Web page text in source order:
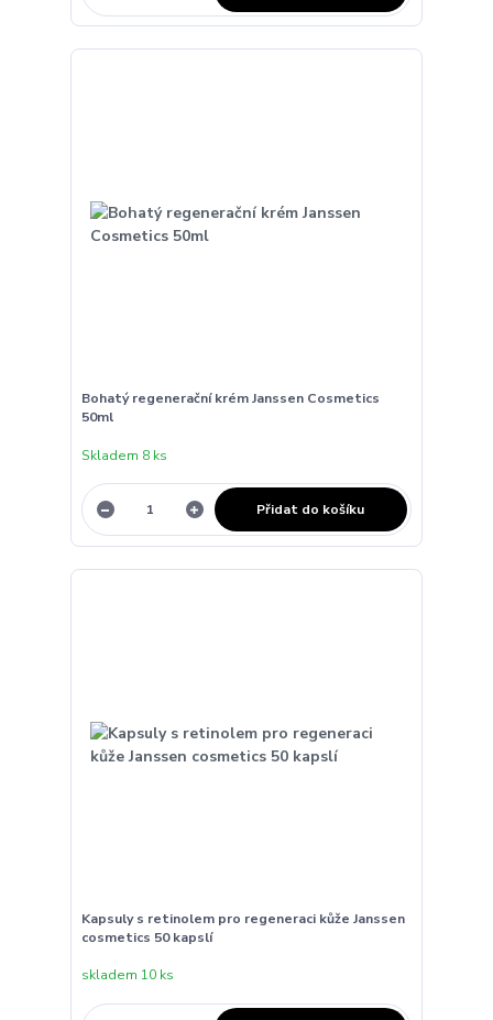
Bohatý regenerační krém Janssen Cosmetics
50ml
Skladem 8 ks
Přidat do košíku
Kapsuly s retinolem pro regeneraci kůže Janssen
cosmetics 50 kapslí
skladem 10 ks